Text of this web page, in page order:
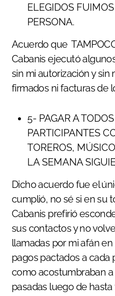
ELEGIDOS
PERSONA.
Acuerdo que
Cabanis ejecutó
sin mi autorización y
firmados ni facturas de
5- PAGAR A
PARTICIPANTES
TOREROS,
LA SEMANA
Dicho acuerdo fue el
cumplió, no sé si en su
Cabanis prefirió
sus contactos y no
llamadas por mi afán
pagos pactados a cada
como acostumbraban
pasadas luego de